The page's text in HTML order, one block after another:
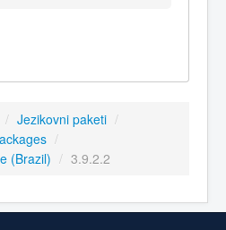
/ Jezikovni paketi /
/
(Brazil) / 3.9.2.2